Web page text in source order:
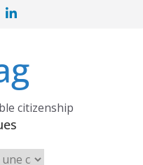
citizenship